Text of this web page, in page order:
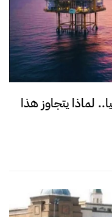
لماذا يتجاوز هذا